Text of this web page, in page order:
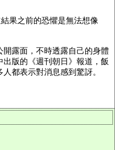
果之前的恐懼是無法想像
露面，不時透露自己的身體
版的《週刊朝日》報道，飯
都表示對消息感到驚訝。